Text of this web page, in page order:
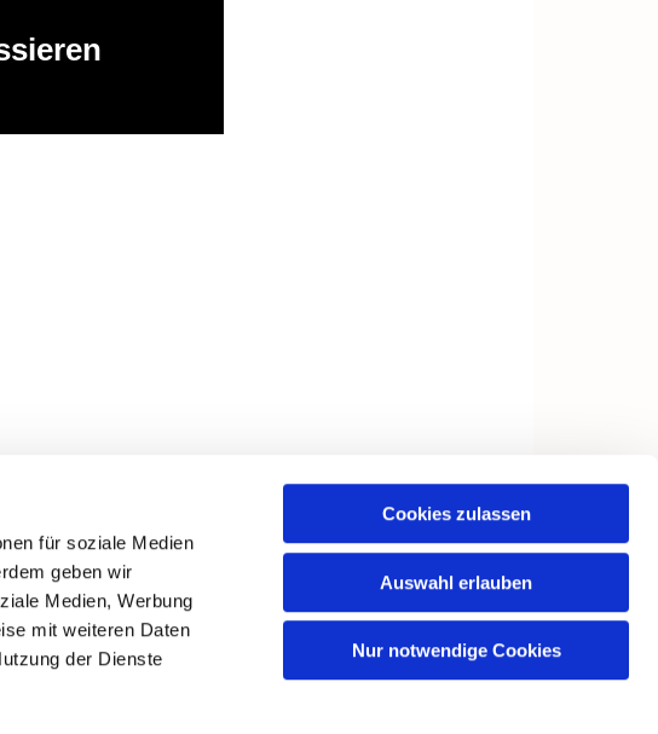
für soziale Medien
geben wir
Medien, Werbung
mit weiteren Daten
der Dienste
Cookies zulassen
Auswahl erlauben
Nur notwendige Cookies